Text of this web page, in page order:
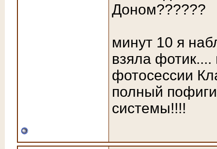
Доном??????
минут 10 я
взяла фотик....
фотосессии
полный
системы!!!!